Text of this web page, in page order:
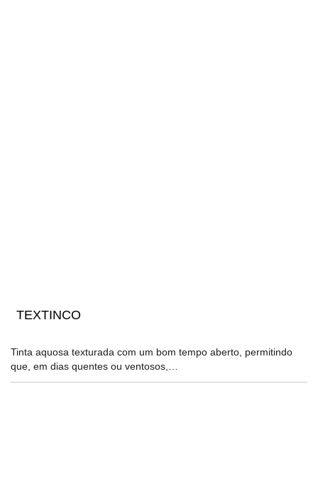
TEXTINCO
Tinta aquosa texturada com um bom tempo aberto, permitindo
que, em dias quentes ou ventosos,…